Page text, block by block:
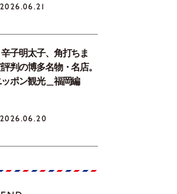
2026.06.21
子明太子、角打ちま
判の博多名物・名店。
ッポン観光＿福岡編
2026.06.20